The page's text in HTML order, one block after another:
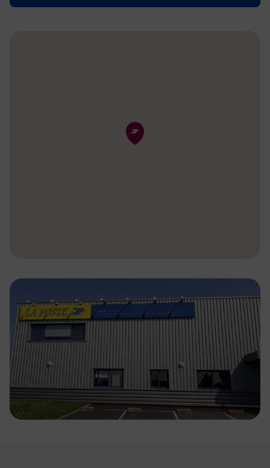
Pin de la carte